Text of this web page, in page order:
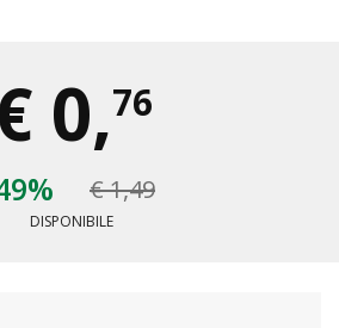
0,76
€ 1,49
DISPONIBILE